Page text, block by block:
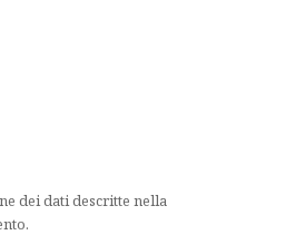
dei dati descritte nella